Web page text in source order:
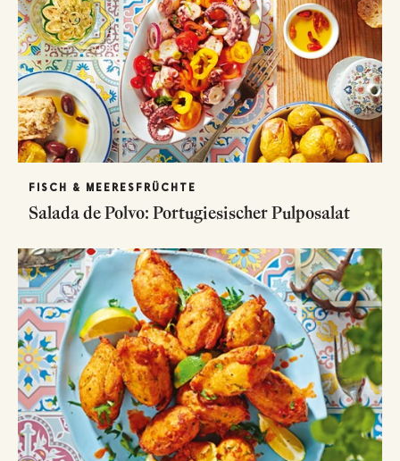
FISCH & MEERESFRÜCHTE
Salada de Polvo: Portugiesischer Pulposalat